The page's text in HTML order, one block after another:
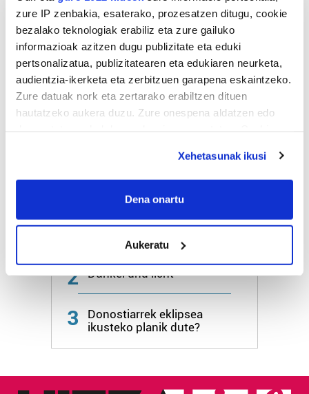
zure IP zenbakia, esaterako, prozesatzen ditugu, cookie
bezalako teknologiak erabiliz eta zure gailuko
informazioak azitzen dugu publizitate eta eduki
pertsonalizatua, publizitatearen eta edukiaren neurketa,
audientzia-ikerketa eta zerbitzuen garapena eskaintzeko.
Zure datuak nork eta zertarako erabiltzen dituen
hautatzeko aukera duzu. Zure onespena aldatzen edo
If you allow, we would also like to:
Collect information about your geographical
meters
Identify your device by actively scanning it for
specific characteristics (fingerprinting)
Find out more about how your personal data is processed
Guk eta gure bazkideek zure datu pertsonalak
prozesatzen ditugu, zure IP zenbakia, besteak beste,
Xehetasunak ikusi
Dena onartu
Aukeratu
Naturak bere
lekua hartu du
Artikutzako
urtegian
HARTU HITZA
KASek salatu du
Udaltzaingoa haien aurka
2 Dunkel und licht
3
Donostiarrek eklipsea
ikusteko planik dute?